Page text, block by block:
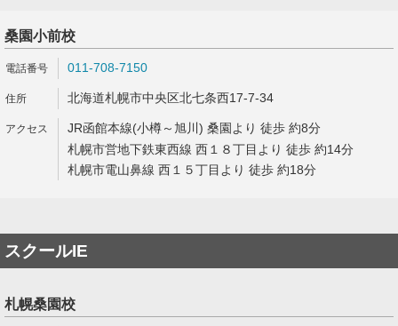
桑園小前校
011-708-7150
北海道札幌市中央区北七条西17-7-34
JR函館本線(小樽～旭川) 桑園より 徒歩 約8分
札幌市営地下鉄東西線 西１８丁目より 徒歩 約14分
札幌市電山鼻線 西１５丁目より 徒歩 約18分
スクールIE
札幌桑園校